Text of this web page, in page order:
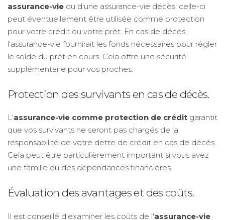
assurance-vie ou d'une assurance-vie décès, celle-ci
peut éventuellement être utilisée comme protection
pour votre crédit ou votre prêt. En cas de décès,
l'assurance-vie fournirait les fonds nécessaires pour régler
le solde du prêt en cours. Cela offre une sécurité
supplémentaire pour vos proches.
Protection des survivants en cas de décès.
L'assurance-vie comme protection de crédit garantit
que vos survivants ne seront pas chargés de la
responsabilité de votre dette de crédit en cas de décès.
Cela peut être particulièrement important si vous avez
une famille ou des dépendances financières.
Évaluation des avantages et des coûts.
Il est conseillé d'examiner les coûts de l'assurance-vie